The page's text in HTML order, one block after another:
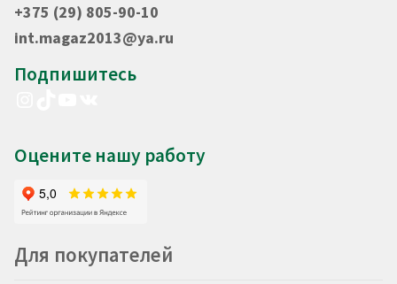
+375 (29) 805-90-10
int.magaz2013@ya.ru
Подпишитесь
Оцените нашу работу
Для покупателей